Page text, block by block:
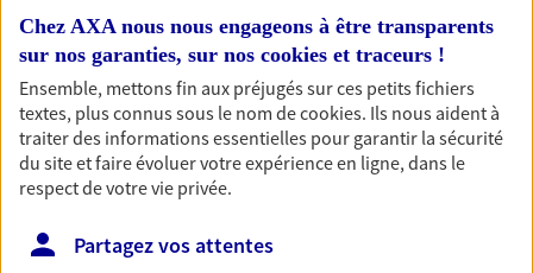
NOUS CONTACTER
VOIR NOTRE SITE WEB
Mathieu Chopin
Chez AXA nous nous engageons à être transparents
sur nos garanties, sur nos cookies et traceurs !
Ensemble, mettons fin aux préjugés sur ces petits fichiers
textes, plus connus sous le nom decookies. Ils nous aident à
traiter des informations essentielles pour garantir la sécurité
du site et faire évoluer votre expérience en ligne, dans le
respect de votre vie privée.
Partagez vos attentes